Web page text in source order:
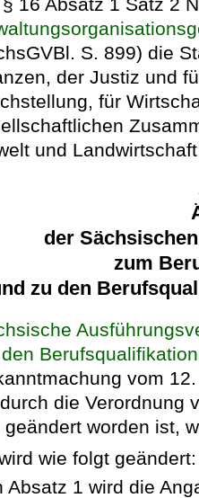
S. 899) die
der Justiz und
für
und
der
zum
zu den
vom
die Verordnung
geändert worden ist,
wie folgt geändert:
Absatz 1 wird die